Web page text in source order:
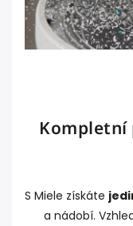
Kompletní
S Miele získáte
a nádobí.